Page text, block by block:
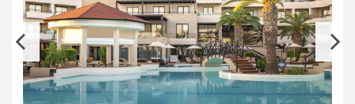
Previous Next